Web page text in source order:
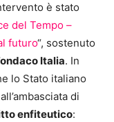
è stato
del Tempo –
futuro“, sostenuto
Italia. In
lo Stato italiano
di
enfiteutico: